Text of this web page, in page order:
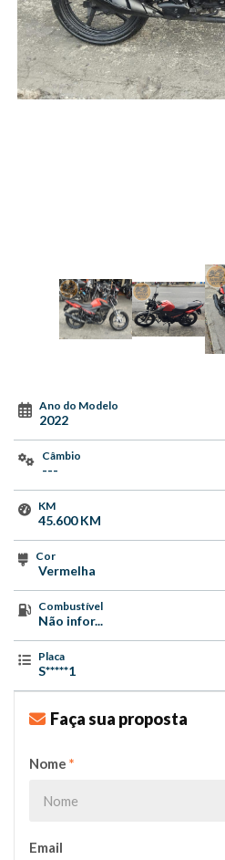
Ano do Modelo
2022
Câmbio
---
KM
45.600 KM
Cor
Vermelha
Combustível
Não infor...
Placa
S*****1
Faça sua proposta
Nome *
Email